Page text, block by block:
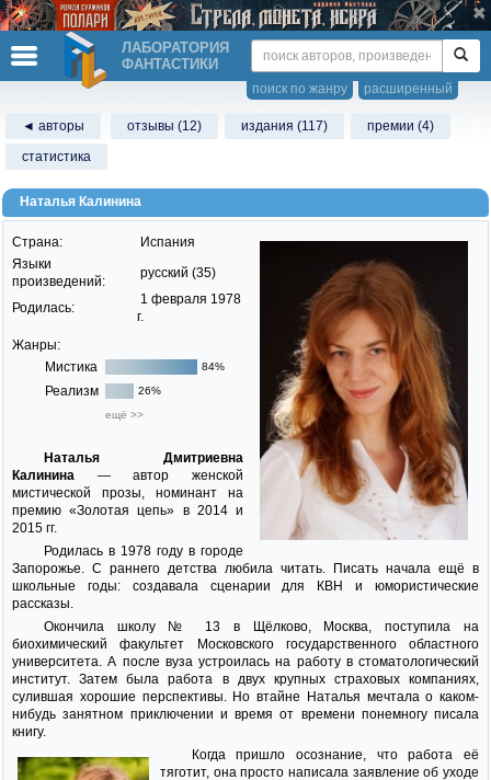
ЛАБОРАТОРИЯ
ФАНТАСТИКИ
расширенный
поиск по жанру
◄ авторы отзывы (12) издания (117)
премии (4)
статистика
Наталья Калинина
Страна:
Испания
Языки
произведений:
русский (35)
Родилась:
1 февраля 1978
г.
Жанры:
Мистика
84%
Реализм
26%
ещё >>
Наталья Дмитриевна
Калинина — автор женской
мистической прозы, номинант на
премию «Золотая цепь» в 2014 и
2015 гг.
Родилась в 1978 году в городе
Запорожье. С раннего детства любила читать. Писать начала ещё в
школьные годы: создавала сценарии для КВН и юмористические
рассказы.
Окончила школу № 13 в Щёлково, Москва, поступила на
биохимический факультет Московского государственного областного
университета. А после вуза устроилась на работу в стоматологический
институт. Затем была работа в двух крупных страховых компаниях,
сулившая хорошие перспективы. Но втайне Наталья мечтала о каком-
нибудь занятном приключении и время от времени понемногу писала
книгу.
Когда пришло осознание, что работа её
тяготит, она просто написала заявление об уходе